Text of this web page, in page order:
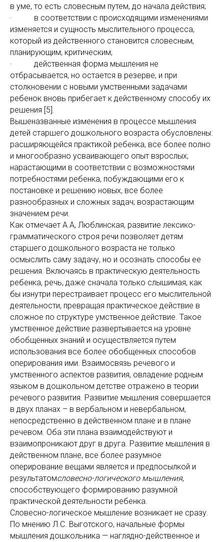
в уме, то есть словесным путем, до начала действия;
· в соответствии с происходящими изменениями
изменяется и сущность мыслительного процесса,
который из действенного становится словесным,
планирующим, критическим;
· действенная форма мышления не
отбрасывается, но остается в резерве, и при
столкновении с новыми умственными задачами
ребенок вновь прибегает к действенному способу их
решения [5].
Вышеназванные изменения в процессе мышления
детей старшего дошкольного возраста обусловлены:
расширяющейся практикой ребенка, все более полно
и многообразно усваивающего опыт взрослых;
нарастающими в соответствии с возможностями
потребностями ребенка, побуждающими его к
постановке и решению новых, все более
разнообразных и сложных задач; возрастающим
значением речи.
Как отмечает А.А, Люблинская, развитие лексико-
грамматического строя речи позволяет детям
старшего дошкольного возраста не только
осмыслить саму задачу, но и осознать способы ее
решения. Включаясь в практическую деятельность
ребенка, речь, даже сначала только слышимая, как
бы изнутри перестраивает процесс его мыслительной
деятельности, превращая практическое действие в
сложное по структуре умственное действие. Такое
умственное действие развертывается на уровне
обобщенных знаний и осуществляется путем
использования все более обобщенных способов
оперирования ими. Взаимосвязь речевого и
умственного аспектов развития, овладение родным
языком в дошкольном детстве отражено в теории
речевого развития. Развитие мышления совершается
в двух планах – в вербальном и невербальном,
непосредственно в действенном плане и в плане
речевом. Оба эти плана взаимодействуют и
взаимопроникают друг в друга. Развитие мышления в
действенном плане, все более разумное
оперирование вещами является и предпосылкой и
результатомсловесно-логического мышления,
способствующего формированию разумной
практической деятельности ребенка.
Словесно-логическое мышление возникает не сразу.
По мнению Л.С. Выготского, начальные формы
мышления дошкольника — наглядно-действенное и